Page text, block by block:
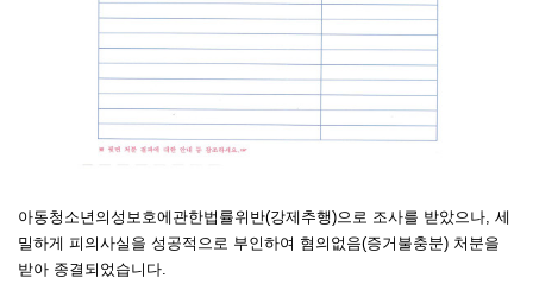
아동청소년의성보호에관한법률위반(강제추행)으로 조사를 받았으나, 세
밀하게 피의사실을 성공적으로 부인하여 혐의없음(증거불충분) 처분을
받아 종결되었습니다.